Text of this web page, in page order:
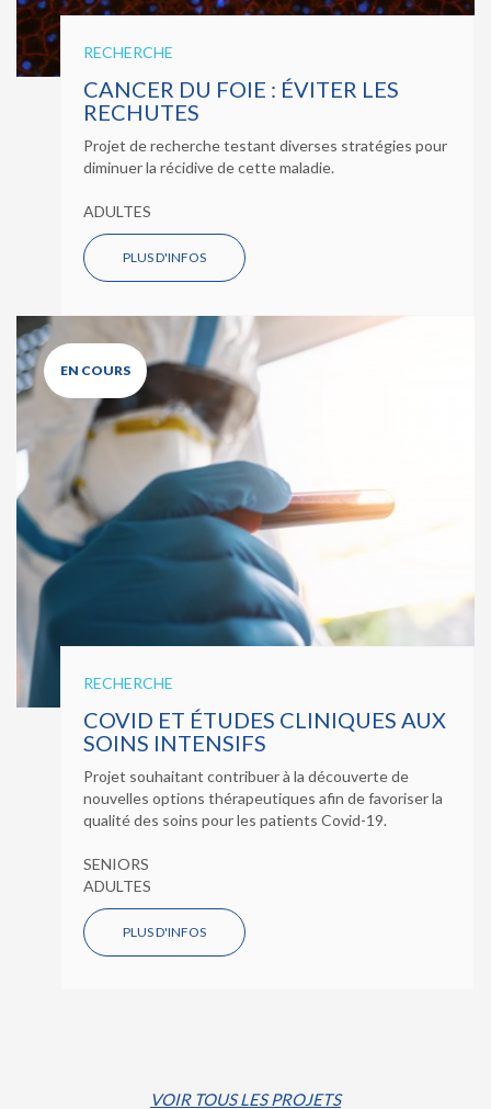
RECHERCHE
CANCER DU FOIE : ÉVITER LES
RECHUTES
Projet de recherche testant diverses stratégies pour
diminuer la récidive de cette maladie.
ADULTES
PLUS D'INFOS
EN COURS
RECHERCHE
COVID ET ÉTUDES CLINIQUES AUX
SOINS INTENSIFS
Projet souhaitant contribuer à la découverte de
nouvelles options thérapeutiques afin de favoriser la
qualité des soins pour les patients Covid-19.
SENIORS
ADULTES
PLUS D'INFOS
VOIR TOUS LES PROJETS